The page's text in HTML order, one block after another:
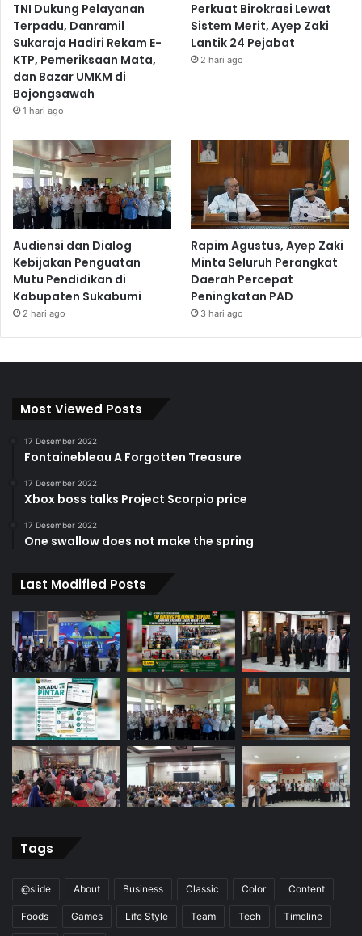
TNI Dukung Pelayanan
Terpadu, Danramil
Sukaraja Hadiri Rekam E-
KTP, Pemeriksaan Mata,
dan Bazar UMKM di
Bojongsawah
1 hari ago
Perkuat Birokrasi Lewat
Sistem Merit, Ayep Zaki
Lantik 24 Pejabat
2 hari ago
Audiensi dan Dialog
Kebijakan Penguatan
Mutu Pendidikan di
Kabupaten Sukabumi
2 hari ago
Rapim Agustus, Ayep Zaki
Minta Seluruh Perangkat
Daerah Percepat
Peningkatan PAD
3 hari ago
Most Viewed Posts
17 Desember 2022
Fontainebleau A Forgotten Treasure
17 Desember 2022
Xbox boss talks Project Scorpio price
17 Desember 2022
One swallow does not make the spring
Last Modified Posts
Tags
@slide About Business Classic Color Content
Foods Games Life Style Team Tech Timeline